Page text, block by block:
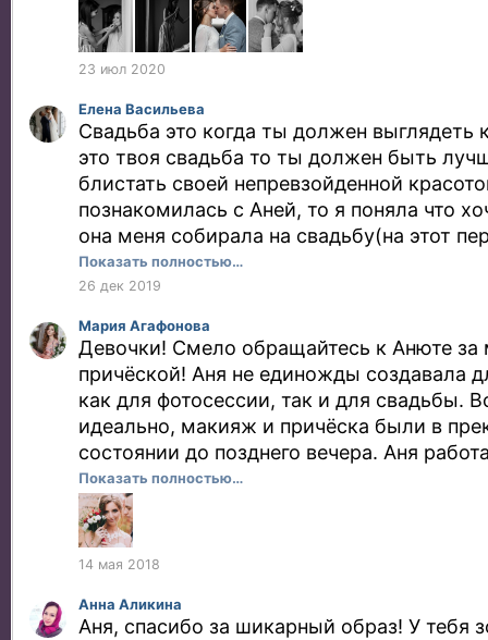
спасибо тебе за твой талант! В наш с
торжественный день - мы могли
спасибо, Солнце!
23 июл 2020
Елена Васильева
Свадьба это когда ты должен выглядеть
это твоя свадьба то ты должен быть
блистать своей непревзойденной
познакомилась с Аней, то я поняла что
она меня собирала на свадьбу(на этот
даже не сделали предложение) и вот это
Анечка именно тот человек, который
красоту которая внутри тебя. Не было
что это будет самый лучший макияж и
делали только пробную прическу и то,
все быстро так как я торопилась в
делах. По итогу, она сделалась все так
мысли, когда я увидела себя в зеркале,
счастлива и поняла, что этот день
дней в моей жизни. Сказать что я
именно тебя, ничего не сказать, ты
Даже в конце всего праздника, я
продержалось изумительно!
Показать полностью…
26 дек 2019
Мария Агафонова
Девочки! Смело обращайтесь к Анюте
причёской! Аня не единожды создавала
как для фотосессии, так и для свадьбы.
идеально, макияж и причёска были в
состоянии до позднего вечера. Аня
косметикой и хорошей техникой (это я
парикмахер говорю). Красивая причёска
обязательно подчеркнут Вашу красоту,
создать для Вас неповторимый образ,
Показать полностью…
14 мая 2018
Анна Аликина
Аня, спасибо за шикарный образ! У тебя